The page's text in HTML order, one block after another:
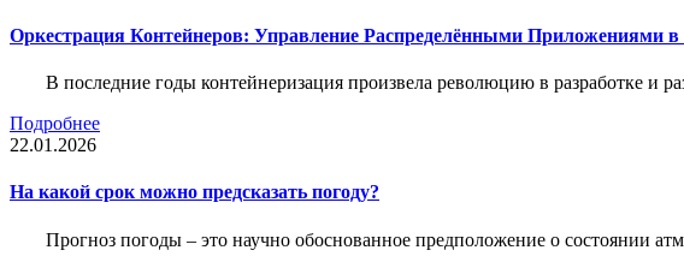
Оркестрация Контейнеров: Управление Распределёнными Приложениями в
В последние годы контейнеризация произвела революцию в разработке и
Подробнее
22.01.2026
На какой срок можно предсказать погоду?
Прогноз погоды – это научно обоснованное предположение о состоянии